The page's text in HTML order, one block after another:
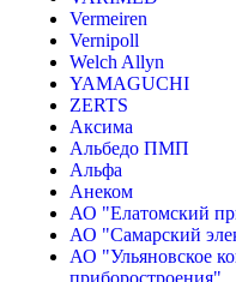
Vermeiren
Vernipoll
Welch Allyn
YAMAGUCHI
ZERTS
Аксима
Альбедо ПМП
Альфа
Анеком
АО "Елатомский
АО "Самарский
АО "Ульяновское
приборостроения"